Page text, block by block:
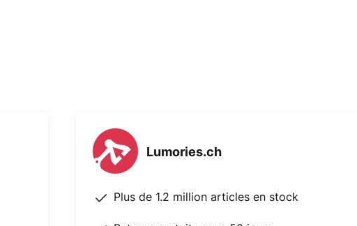
Lumories.ch
Plus de 1.2 million articles en stock